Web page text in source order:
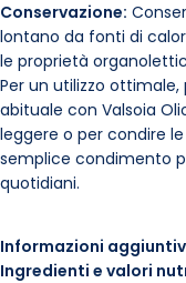
Conservazione:
lontano da fonti di
le proprietà
Per un utilizzo
abituale con Valsoia
leggere o per condire
semplice condimento
quotidiani.
Informazioni
Ingredienti e valori